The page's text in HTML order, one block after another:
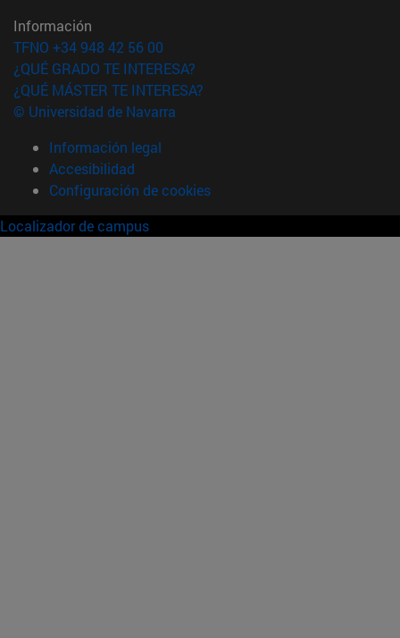
Información
TFNO +34 948 42 56 00
¿QUÉ GRADO TE INTERESA?
¿QUÉ MÁSTER TE INTERESA?
© Universidad de Navarra
Información legal
Accesibilidad
Configuración de cookies
Localizador de campus